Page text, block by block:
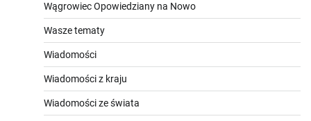
Wągrowiec Opowiedziany na Nowo
Wasze tematy
Wiadomości
Wiadomości z kraju
Wiadomości ze świata